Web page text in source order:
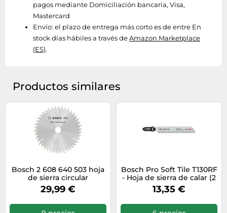
pagos mediante Domiciliación bancaria, Visa,
Mastercard
Envío: el plazo de entrega más corto es de entre En
stock días hábiles a través deAmazon Marketplace
(ES).
Productos similares
Bosch 2 608 640 503 hoja
de sierra circular
29,99 €
Bosch Pro Soft Tile T130RF
- Hoja de sierra de calar (2
unidades, para azulejos,
azulejos, longitud de 83
mm, sierra de calar
profesional)
13,35 €